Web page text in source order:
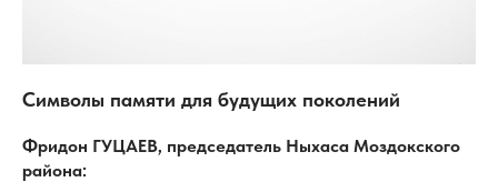
Символы памяти для будущих поколений
Фридон ГУЦАЕВ, председатель Ныхаса Моздокского
района: